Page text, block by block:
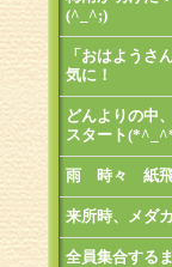
(^_^;)
「おはようさ
気に！
どんよりの中
スタート
雨 時々 紙飛
来所時、メダ
全員集合する